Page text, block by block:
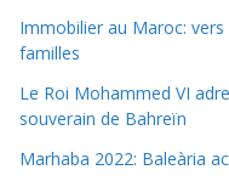
Immobilier au Maroc:
familles
Le Roi Mohammed VI
souverain de Bahreïn
Marhaba 2022: Baleària